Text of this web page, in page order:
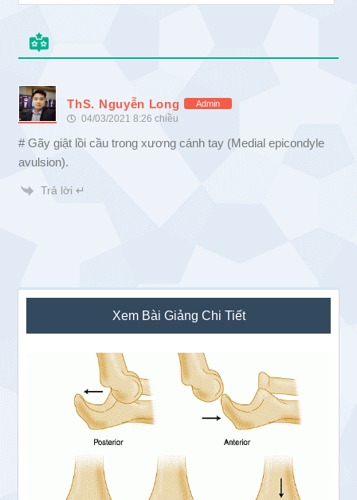
ThS. Nguyễn Long Admin
04/03/2021 8:26 chiều
# Gãy giật lồi cầu trong xương cánh tay (Medial epicondyle
avulsion).
Trả lời ↵
Sidebar
chính
Xem Bài Giảng Chi Tiết